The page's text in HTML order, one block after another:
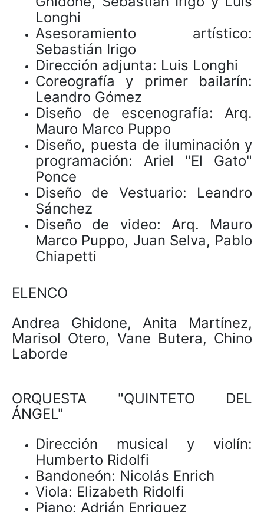
Longhi
Asesoramiento artístico:
Sebastián Irigo
Dirección adjunta: Luis Longhi
Coreografía y primer bailarín:
Leandro Gómez
Diseño de escenografía: Arq.
Mauro Marco Puppo
Diseño, puesta de iluminación y
programación: Ariel "El Gato"
Ponce
Diseño de Vestuario: Leandro
Sánchez
Diseño de video: Arq. Mauro
Marco Puppo, Juan Selva, Pablo
Chiapetti
ELENCO
Andrea Ghidone, Anita Martínez,
Marisol Otero, Vane Butera, Chino
Laborde
ORQUESTA "QUINTETO DEL
ÁNGEL"
Dirección musical y violín:
Humberto Ridolfi
Bandoneón: Nicolás Enrich
Viola: Elizabeth Ridolfi
Piano: Adrián Enriquez